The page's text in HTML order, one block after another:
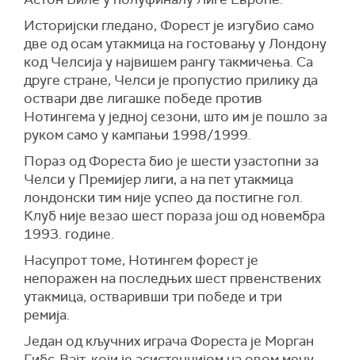
Историјски гледано, Форест је изгубио само
две од осам утакмица на гостовању у Лондону
код Челсија у највишем рангу такмичења. Са
друге стране, Челси је пропустио прилику да
оствари две лигашке победе против
Нотингема у једној сезони, што им је пошло за
руком само у кампањи 1998/1999.
Пораз од Фореста био је шести узастопни за
Челси у Премијер лиги, а на пет утакмица
лондонски тим није успео да постигне гол.
Клуб није везао шест пораза још од новембра
1993. године.
Насупрот томе, Нотингем форест је
непоражен на последњих шест првенствених
утакмица, остваривши три победе и три
ремија.
Један од кључних играча Фореста је Морган